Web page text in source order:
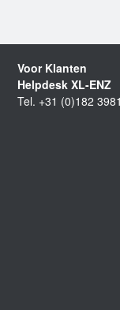
Voor Klanten
Helpdesk XL-ENZ
Tel. +31 (0)182